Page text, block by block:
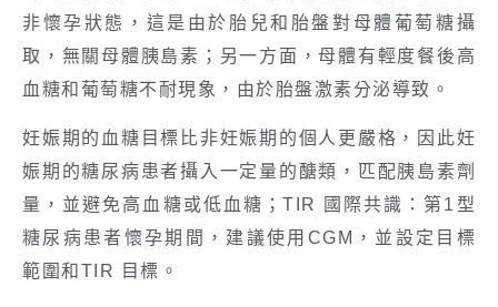
非懷孕狀態，這是由於胎兒和胎盤對母體葡萄糖攝
取，無關母體胰島素；另一方面，母體有輕度餐後高
血糖和葡萄糖不耐現象，由於胎盤激素分泌導致。
妊娠期的血糖目標比非妊娠期的個人更嚴格，因此妊
娠期的糖尿病患者攝入一定量的醣類，匹配胰島素劑
量，並避免高血糖或低血糖；TIR 國際共識：第1型
糖尿病患者懷孕期間，建議使用CGM，並設定目標
範圍和TIR 目標。